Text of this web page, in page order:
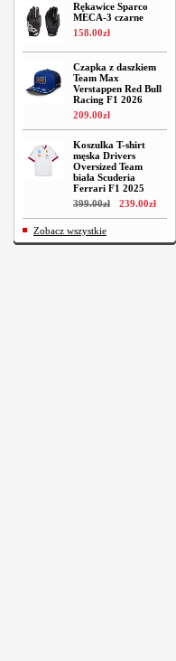
Rękawice Sparco
MECA-3 czarne
158.00zł
Czapka z daszkiem
Team Max
Verstappen Red Bull
Racing F1 2026
209.00zł
Koszulka T-shirt
męska Drivers
Oversized Team
biała Scuderia
Ferrari F1 2025
399.00zł 239.00zł
Zobacz wszystkie